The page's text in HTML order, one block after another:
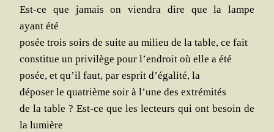
Est-ce que jamais on vien­dra dire que la lampe
ayant été
posée trois soirs de suite au milieu de la table, ce fait
consti­tue un pri­vi­lège pour l’en­droit où elle a été
posée, et qu’il faut, par esprit d’é­ga­li­té, la
dépo­ser le qua­trième soir à l’une des extrémités
de la table ? Est-ce que les lec­teurs qui ont besoin de
la lumière